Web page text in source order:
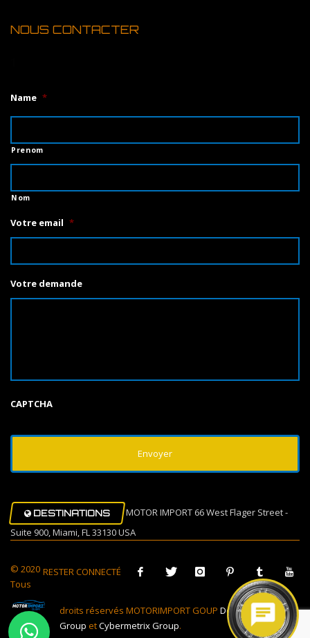
NOUS CONTACTER
Name *
Prenom
Nom
Votre email *
Votre demande
CAPTCHA
DESTINATIONS
MOTOR IMPORT 66 West Flager Street -
Suite 900, Miami, FL 33130 USA
RESTER CONNECTÉ
© 2020
Tous
droits réservés MOTORIMPORT GOUP Design Muovi
Group etCybermetrix Group.